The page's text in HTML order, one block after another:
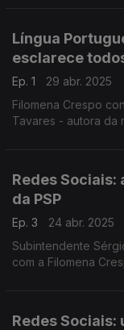
Língua
esclarece
Ep. 1
29 abr. 2025
Filomena Crespo
Tavares - autora da
Redes Sociais:
da PSP
Ep. 3
24 abr. 2025
Subintendente
com a Filomena
Redes Sociais: